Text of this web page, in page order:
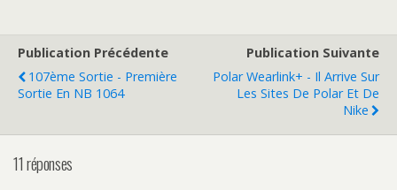
Publication Précédente
107ème Sortie - Première
Sortie En NB 1064
Publication Suivante
Polar Wearlink+ - Il Arrive Sur
Les Sites De Polar Et De
Nike
11 réponses